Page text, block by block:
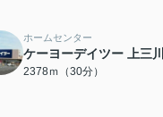
ホームセンター
ケーヨーデイツー 上三
2378ｍ（30分）